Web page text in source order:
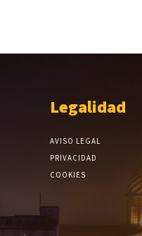
Legalidad
AVISO LEGAL
PRIVACIDAD
COOKIES